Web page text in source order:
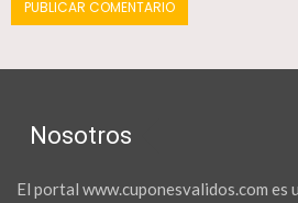
Nosotros
El portal www.cuponesvalidos.com es